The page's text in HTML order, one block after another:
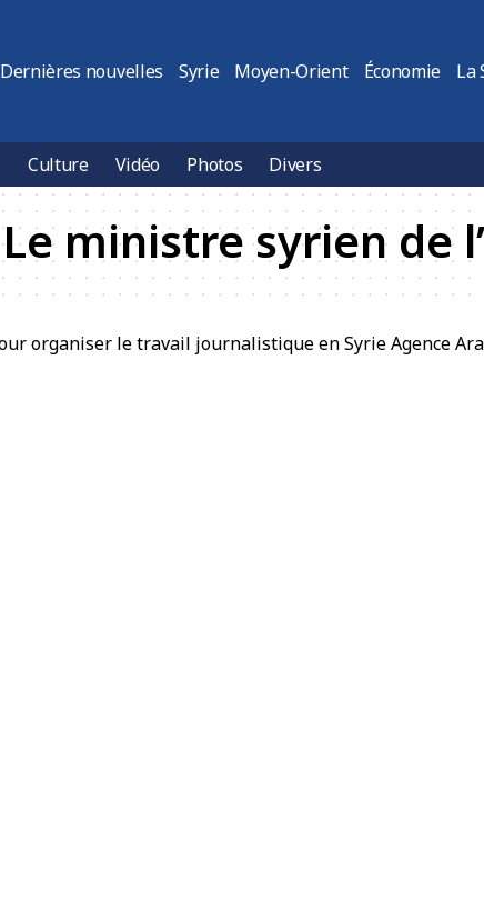
Dernières nouvelles Syrie Moyen-Orient Économie La
Culture Vidéo Photos Divers
Le ministre syrien de